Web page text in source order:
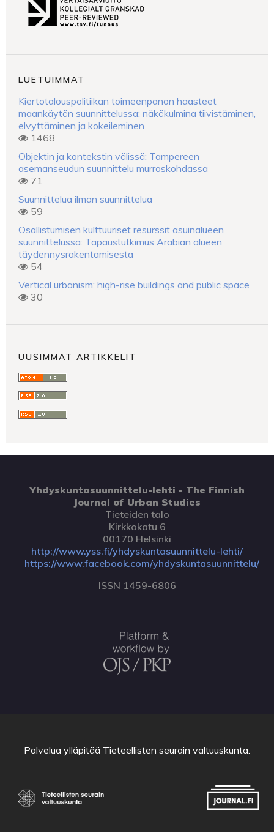
LUETUIMMAT
Kiertotalouspolitiikan toimeenpanon haasteet
maankäytön suunnittelussa: näkökulmina tiivistäminen,
elvyttäminen ja kokeileminen
1468
Objektin ja kontekstin välissä: Tampereen
asemanseudun suunnittelu murroskohdassa
71
Suunnittelua ilman suunnittelua
59
Osallistumisen kulttuuriset resurssit asuinalueen
suunnittelussa: Tapaustutkimus Arabian alueen
täydennysrakentamisesta
54
Vertical urbanism: high-rise buildings and public space
30
UUSIMMAT ARTIKKELIT
Yhdyskuntasuunnittelu-lehti - The Finnish
Journal of Urban Studies
Tieteiden talo
Kirkkokatu 6
00170 Helsinki
http://www.yss.fi/yhdyskuntasuunnittelu-lehti/
https://www.facebook.com/yhdyskuntasuunnittelu/
ISSN 1459-6806
Palvelua ylläpitää Tieteellisten seurain valtuuskunta.